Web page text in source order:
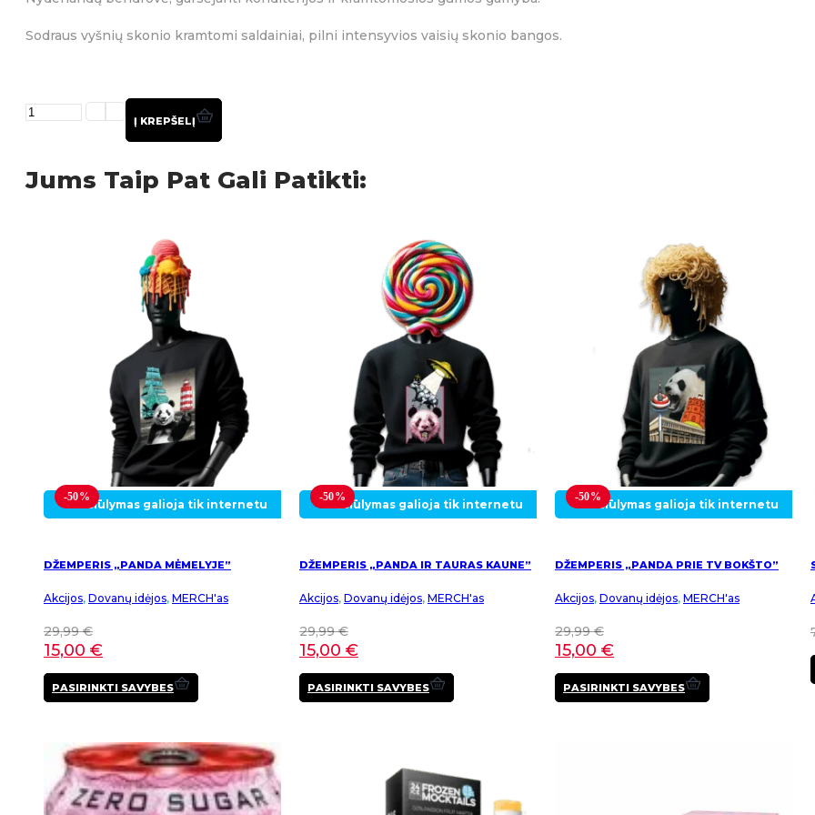
Sodraus vyšnių skonio kramtomi saldainiai, pilni intensyvios vaisių skonio bangos.
produkto
kiekis:
AIRHEADS
(CHERRY)
Į KREPŠELĮ
Jums Taip Pat Gali Patikti:
-50%
Pasiūlymas galioja tik internetu
DŽEMPERIS „PANDA MĖMELYJE”
Akcijos, Dovanų idėjos, MERCH'as
29,99€
15,00 €
PASIRINKTI SAVYBES
This
product
variants.
The
options
may
-50%
Pasiūlymas galioja tik internetu
DŽEMPERIS „PANDA IR TAURAS KAUNE”
Akcijos, Dovanų idėjos, MERCH'as
29,99€
15,00 €
PASIRINKTI SAVYBES
This
product
options
may
-50%
Pasiūlymas galioja tik internetu
DŽEMPERIS „PANDA PRIE TV BOKŠTO”
Akcijos, Dovanų idėjos, MERCH'as
29,99€
15,00 €
PASIRINKTI SAVYBES
This
product